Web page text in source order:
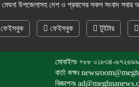
মেঘনা উপজেলাসহ দেশ ও প্রবাসের সকল সংবাদ
ফেইসবুক ফেইসবুক টুইটার
মোবাইলঃ +৮৮ ০১৮৩৪-৬৭২৬৯৯
বার্তা কক্ষঃ
বিজ্ঞাপনঃ